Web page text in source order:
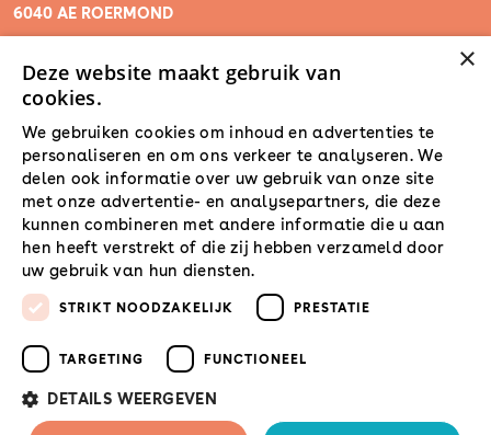
6040 AE ROERMOND
steunpunt@sam-limburg.nl
0475-399281
© 2026 SamLimburg |
×
Deze website maakt gebruik van
cookies.
We gebruiken cookies om inhoud en advertenties te
personaliseren en om ons verkeer te analyseren. We
delen ook informatie over uw gebruik van onze site
met onze advertentie- en analysepartners, die deze
kunnen combineren met andere informatie die u aan
hen heeft verstrekt of die zij hebben verzameld door
uw gebruik van hun diensten.
STRIKT NOODZAKELIJK PRESTATIE
TARGETING FUNCTIONEEL
DETAILS WEERGEVEN